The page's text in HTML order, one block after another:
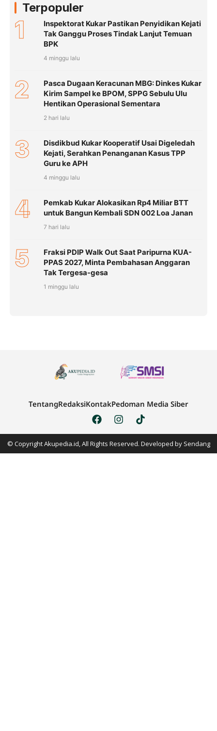
Terpopuler
1
Inspektorat Kukar Pastikan Penyidikan Kejati
Tak Ganggu Proses Tindak Lanjut Temuan
BPK
4 minggu lalu
2
Pasca Dugaan Keracunan MBG: Dinkes Kukar
Kirim Sampel ke BPOM, SPPG Sebulu Ulu
Hentikan Operasional Sementara
2 hari lalu
3
Disdikbud Kukar Kooperatif Usai Digeledah
Kejati, Serahkan Penanganan Kasus TPP
Guru ke APH
4 minggu lalu
4
Pemkab Kukar Alokasikan Rp4 Miliar BTT
untuk Bangun Kembali SDN 002 Loa Janan
7 hari lalu
5
Fraksi PDIP Walk Out Saat Paripurna KUA-
PPAS 2027, Minta Pembahasan Anggaran
Tak Tergesa-gesa
1 minggu lalu
TentangRedaksiKontakPedoman Media Siber
© Copyright Akupedia.id, All Rights Reserved. Developed by Sendang